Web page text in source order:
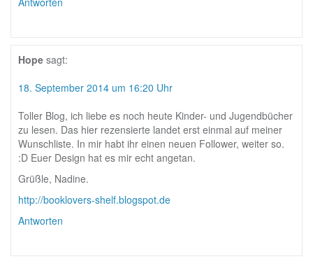
Hope sagt:
18. September 2014 um 16:20 Uhr
Toller Blog, ich liebe es noch heute Kinder- und Jugendbücher
zu lesen. Das hier rezensierte landet erst einmal auf meiner
Wunschliste. In mir habt ihr einen neuen Follower, weiter so.
:D Euer Design hat es mir echt angetan.
Grüßle, Nadine.
http://booklovers-shelf.blogspot.de
Antworten